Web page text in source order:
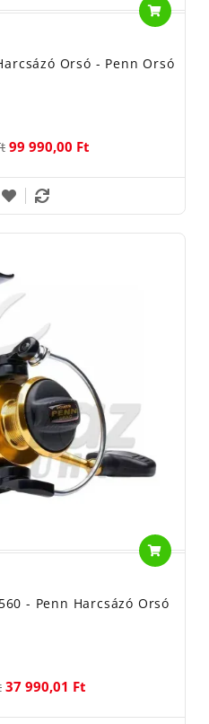
Orsó - Penn Orsó
99 990,00 Ft
- Penn Harcsázó Orsó
37 990,01 Ft